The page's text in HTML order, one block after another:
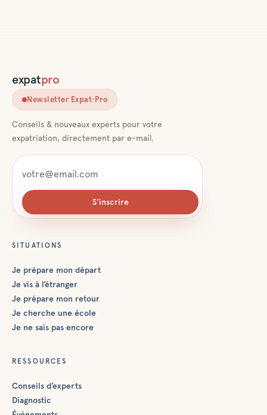
expatpro
Newsletter Expat·Pro
Conseils & nouveaux experts pour votre
expatriation, directement par e-mail.
S'inscrire
SITUATIONS
Je prépare mon départ
Je vis à l’étranger
Je prépare mon retour
Je cherche une école
Je ne sais pas encore
RESSOURCES
Conseils d’experts
Diagnostic